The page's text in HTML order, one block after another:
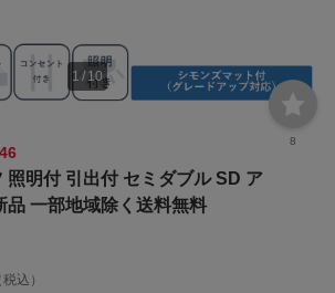
1 / 10
8
照明付 引出付 セミダブル SD ア
品 一部地域除く送料無料
税込）